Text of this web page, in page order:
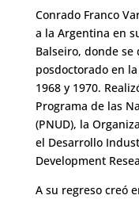
Conrado Franco
a la Argentina en
Balseiro, donde se
posdoctorado en
1968 y 1970.
Programa de las
(PNUD), la
el Desarrollo
Development
A su regreso creó